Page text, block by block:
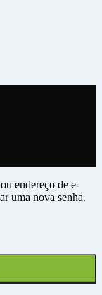
endereço de e-
uma nova senha.